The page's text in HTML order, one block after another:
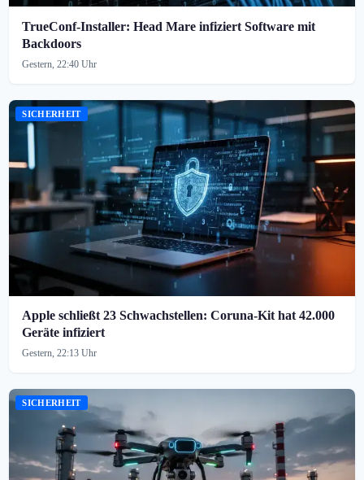
TrueConf-Installer: Head Mare infiziert Software mit
Backdoors
Gestern, 22:40 Uhr
SICHERHEIT
Apple schließt 23 Schwachstellen: Coruna-Kit hat 42.000
Geräte infiziert
Gestern, 22:13 Uhr
SICHERHEIT